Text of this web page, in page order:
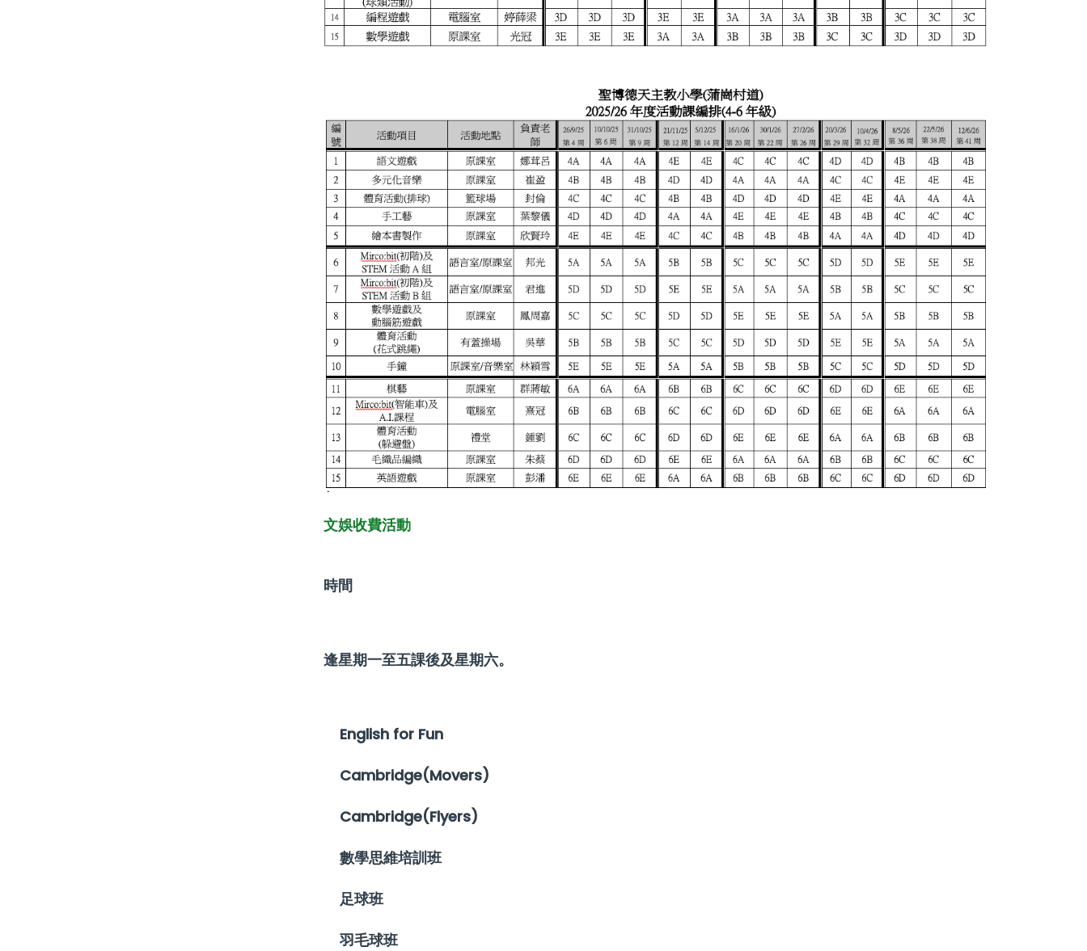
文娛收費活動
時間
逢星期一至五課後及星期六。
English for Fun
Cambridge(Movers)
Cambridge(Flyers)
數學思維培訓班
足球班
羽毛球班